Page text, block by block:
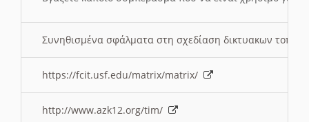
Συνηθισμένα σφάλματα στη σχεδίαση δικτυακων
https://fcit.usf.edu/matrix/matrix/
http://www.azk12.org/tim/